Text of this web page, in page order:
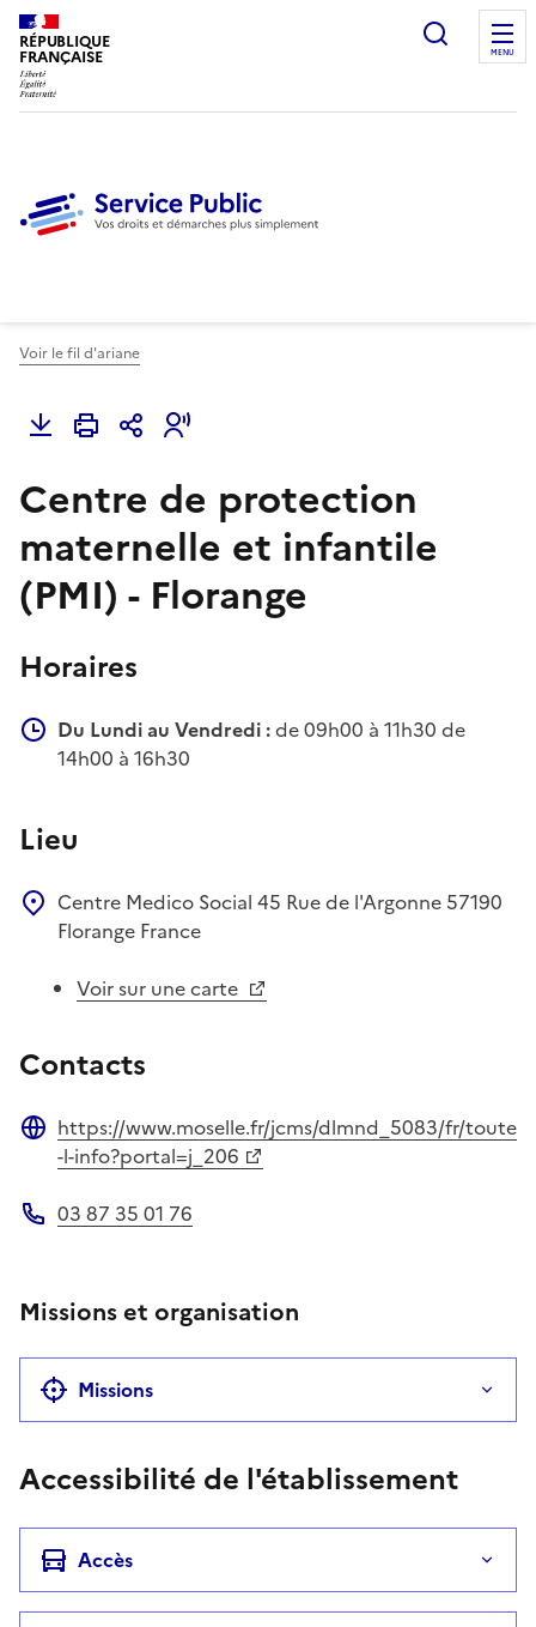
RÉPUBLIQUE
FRANÇAISE
Ouvrir
MENU
Voir le fil d'ariane
Centre de protection
maternelle et infantile
(PMI) - Florange
Horaires
Du Lundi au Vendredi :de 09h00 à 11h30 de
14h00 à 16h30
Lieu
Centre Medico Social 45 Rue de l'Argonne 57190
Florange France
Voir sur une carte
Contacts
Site web
https://www.moselle.fr/jcms/dlmnd_5083/fr/toute
-l-info?portal=j_206
03 87 35 01 76
Missions et organisation
Missions
Accessibilité de l'établissement
Accès